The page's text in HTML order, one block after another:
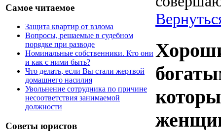
Самое читаемое
Защита квартир от взлома
Вопросы, решаемые в судебном
порядке при разводе
Номинальные собственники. Кто они
и как с ними быть?
Что делать, если Вы стали жертвой
домашнего насилия
Увольнение сотрудника по причине
несоответствия занимаемой
должности
Советы юристов